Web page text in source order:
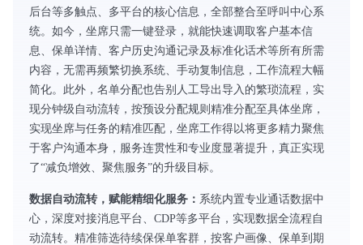
后台等多触点、多平台的核心信息，全部整合至呼叫中心系
统。如今，坐席只需一键登录，就能快速调取客户基本信
息、保单详情、客户历史沟通记录及标准化话术等所有所需
内容，无需再频繁切换系统、手动复制信息，工作流程大幅
简化。此外，名单分配也告别人工导出导入的繁琐流程，实
现分钟级自动流转，按预设分配规则精准分配至具体坐席，
实现坐席与任务的精准匹配，坐席工作得以将更多精力聚焦
于客户沟通本身，服务连贯性和专业度显著提升，真正实现
了“减负增效、聚焦服务”的升级目标。
数据自动流转，赋能精细化服务： 系统内置专业通话数据中
心，深度对接消息平台、CDP等多平台，实现数据全流程自
动流转。精准筛选待续保保单客群，按客户画像、保单到期